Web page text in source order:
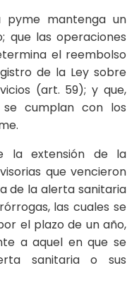
pyme mantenga un
que las operaciones
el reembolso
de la Ley sobre
(art. 59); y que,
cumplan con los
la extensión de la
que vencieron
de la alerta sanitaria
las cuales se
el plazo de un año,
a aquel en que se
sanitaria o sus